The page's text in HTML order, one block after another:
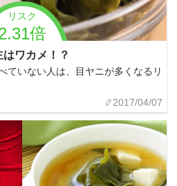
リスク
倍
ワカメ！？
ていない人は、目ヤニが多くなるリ
2017/04/07